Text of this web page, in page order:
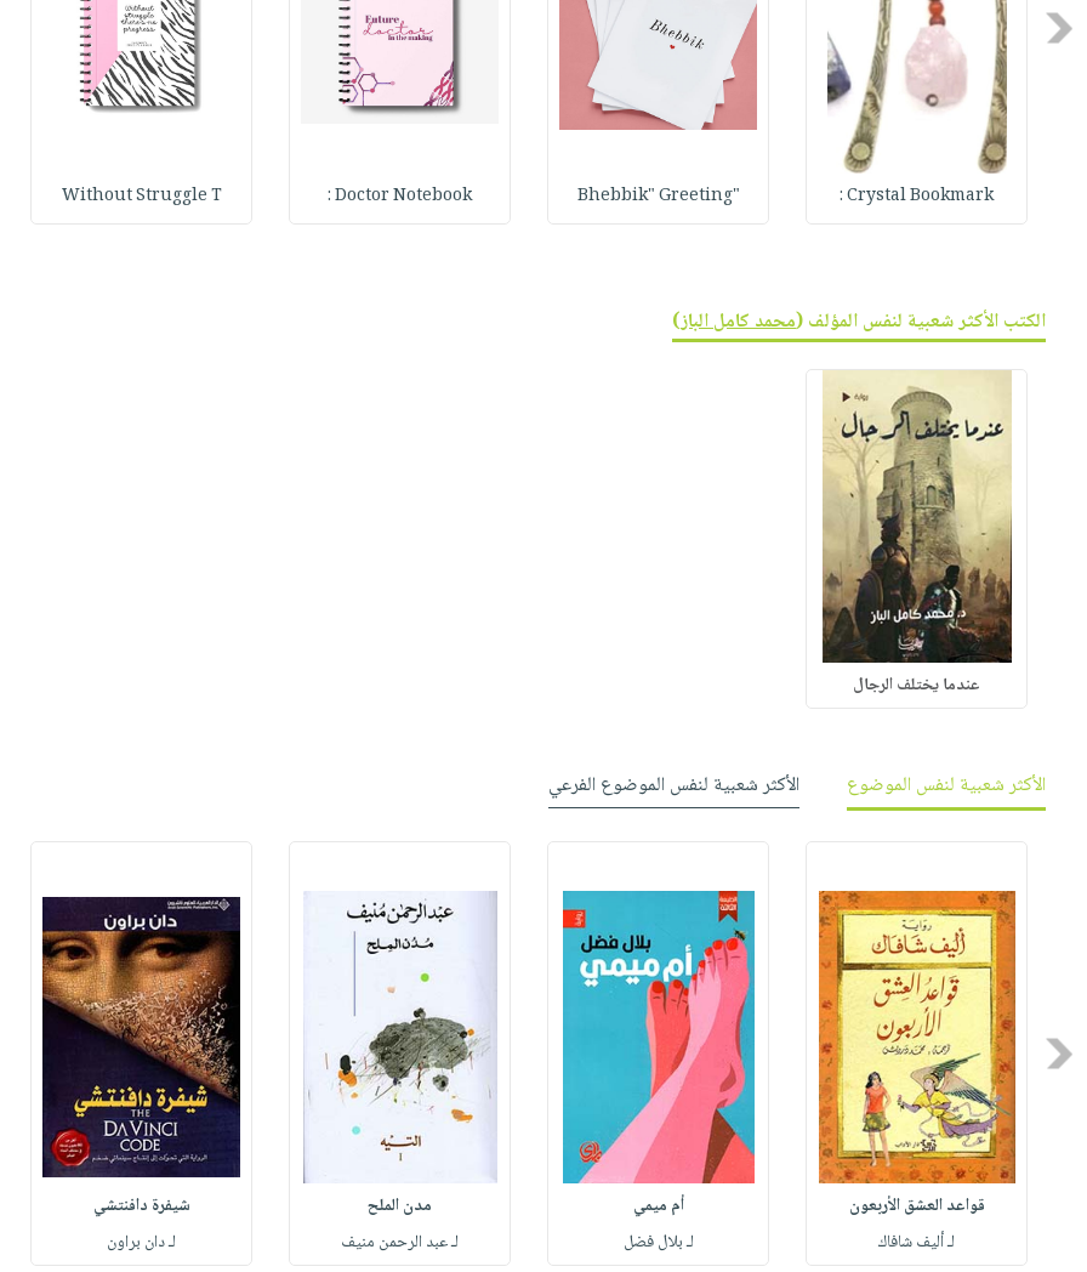
صابون
أطفال
مناسبات
فيديوهات
أسئلة
طرحها
خدمات
وفرات
تواصل
معنا
عربة
التسوق
الإصدارات
Previous
Crystal Bookmark :
"Bhebbik" Greeting
Doctor Notebook :
Without Struggle T
الكتب الأكثر شعبية لنفس المؤلف (محمد كامل الباز)
عندما يختلف الرجال
الأكثر شعبية لنفس الموضوع الأكثر شعبية لنفس الموضوع الفرعي
Previous
قواعد العشق الأربعون
لـ أليف شافاك
أم ميمي
لـ بلال فضل
مدن الملح
لـ عبد الرحمن منيف
شيفرة دافنتشي
لـ دان براون